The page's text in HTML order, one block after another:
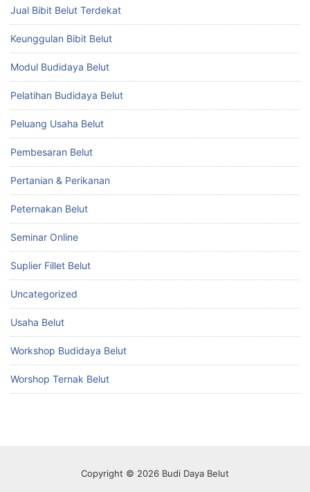
Jual Bibit Belut Terdekat
Keunggulan Bibit Belut
Modul Budidaya Belut
Pelatihan Budidaya Belut
Peluang Usaha Belut
Pembesaran Belut
Pertanian & Perikanan
Peternakan Belut
Seminar Online
Suplier Fillet Belut
Uncategorized
Usaha Belut
Workshop Budidaya Belut
Worshop Ternak Belut
Copyright © 2026 Budi Daya Belut